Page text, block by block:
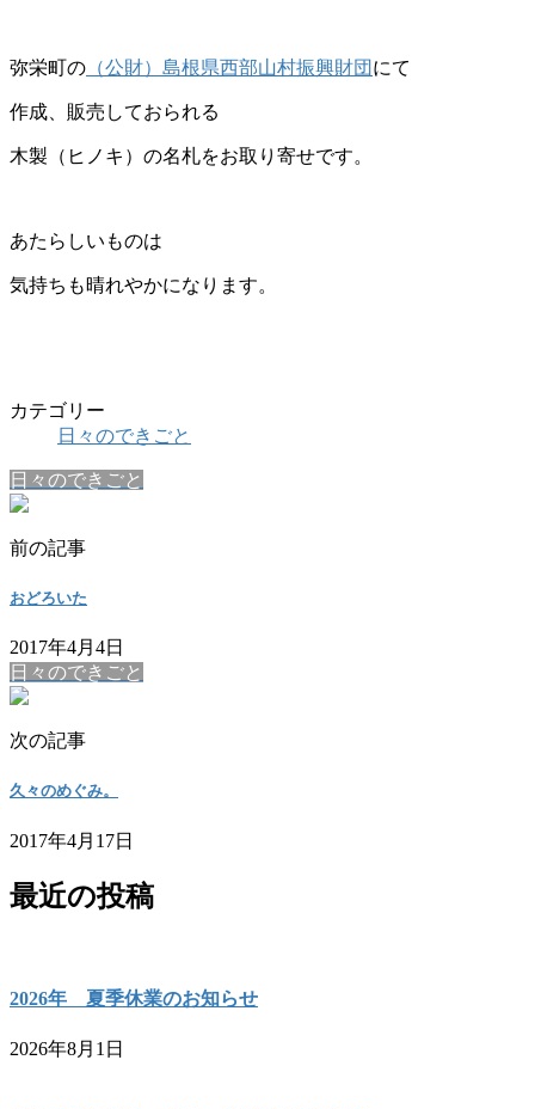
弥栄町の （公財）島根県西部山村振興財団 にて
作成、販売しておられる
木製（ヒノキ）の名札をお取り寄せです。
あたらしいものは
気持ちも晴れやかになります。
カテゴリー
日々のできごと
日々のできごと
前の記事
おどろいた
2017年4月4日
日々のできごと
次の記事
久々のめぐみ。
2017年4月17日
最近の投稿
2026年 夏季休業のお知らせ
2026年8月1日